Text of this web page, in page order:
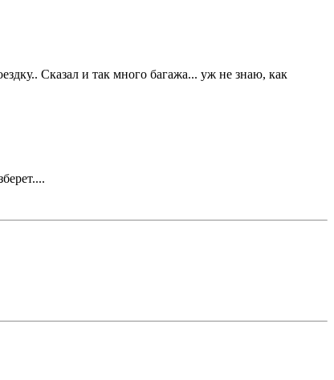
Сказал и так много багажа... уж не знаю, как